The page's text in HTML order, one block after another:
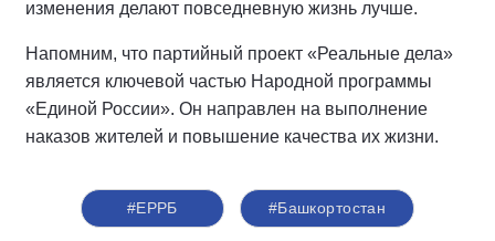
изменения делают повседневную жизнь лучше.
Напомним, что партийный проект «Реальные дела»
является ключевой частью Народной программы
«Единой России». Он направлен на выполнение
наказов жителей и повышение качества их жизни.
#ЕРРБ #Башкортостан